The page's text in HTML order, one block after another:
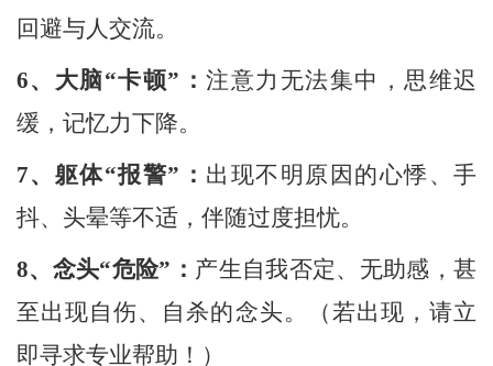
回避与人交流。
6、 大脑“卡顿”：注意力无法集中，思维迟
缓，记忆力下降。
7、 躯体“报警”： 出现不明原因的心悸、手
抖、头晕等不适，伴随过度担忧。
8、 念头“危险”： 产生自我否定、无助感，甚
至出现自伤、自杀的念头。（若出现，请立
即寻求专业帮助！）